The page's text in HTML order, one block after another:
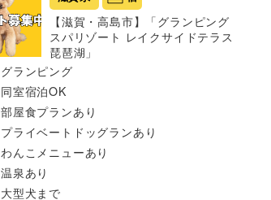
【滋賀・高島市】「グランピング
スパリゾート レイクサイドテラス
琵琶湖」
グランピング
同室宿泊OK
部屋食プランあり
プライベートドッグランあり
わんこメニューあり
温泉あり
大型犬まで